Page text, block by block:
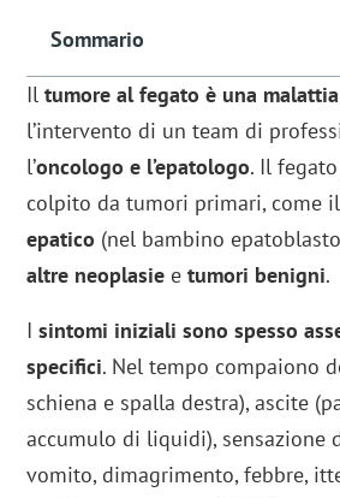
Sommario
Iltumore al fegato è una malattia
l’intervento di un team di
l’oncologo e l’epatologo. Il
colpito da tumori primari, come
epatico (nel bambino
altre neoplasie etumori benigni.
Isintomi iniziali sono spesso
specifici. Nel tempo compaiono
schiena e spalla destra), ascite
accumulo di liquidi), sensazione
vomito, dimagrimento, febbre,